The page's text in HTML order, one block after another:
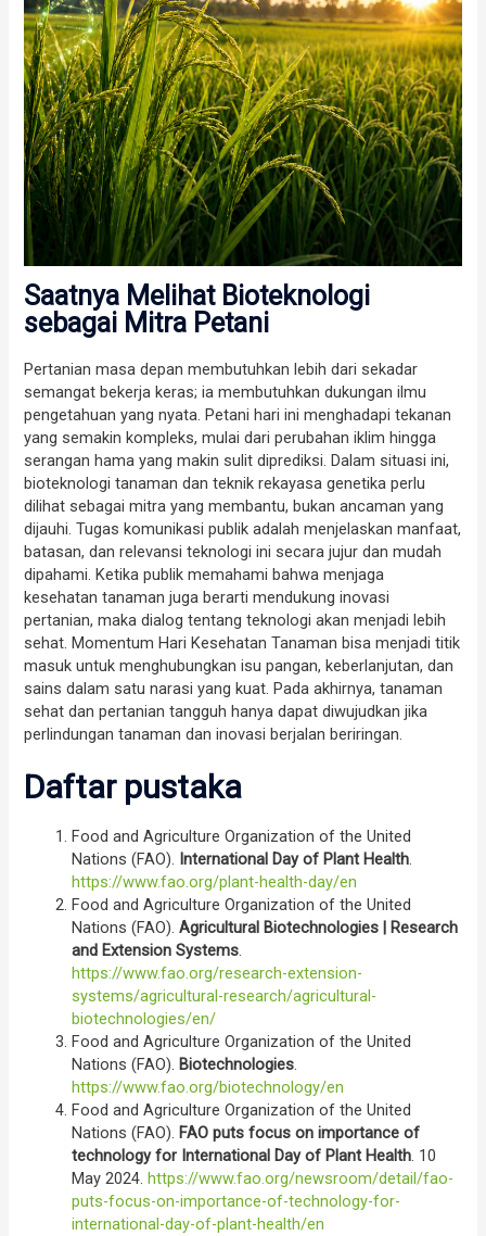
Saatnya Melihat Bioteknologi
sebagai Mitra Petani
Pertanian masa depan membutuhkan lebih dari sekadar
semangat bekerja keras; ia membutuhkan dukungan ilmu
pengetahuan yang nyata. Petani hari ini menghadapi tekanan
yang semakin kompleks, mulai dari perubahan iklim hingga
serangan hama yang makin sulit diprediksi. Dalam situasi ini,
bioteknologi tanaman dan teknik rekayasa genetika perlu
dilihat sebagai mitra yang membantu, bukan ancaman yang
dijauhi. Tugas komunikasi publik adalah menjelaskan manfaat,
batasan, dan relevansi teknologi ini secara jujur dan mudah
dipahami. Ketika publik memahami bahwa menjaga
kesehatan tanaman juga berarti mendukung inovasi
pertanian, maka dialog tentang teknologi akan menjadi lebih
sehat. Momentum Hari Kesehatan Tanaman bisa menjadi titik
masuk untuk menghubungkan isu pangan, keberlanjutan, dan
sains dalam satu narasi yang kuat. Pada akhirnya, tanaman
sehat dan pertanian tangguh hanya dapat diwujudkan jika
perlindungan tanaman dan inovasi berjalan beriringan.
Daftar pustaka
Food and Agriculture Organization of the United
Nations (FAO). International Day of Plant Health.
https://www.fao.org/plant-health-day/en
Food and Agriculture Organization of the United
Nations (FAO).Agricultural Biotechnologies | Research
and Extension Systems.
https://www.fao.org/research-extension-
systems/agricultural-research/agricultural-
biotechnologies/en/
Food and Agriculture Organization of the United
Nations (FAO). Biotechnologies.
https://www.fao.org/biotechnology/en
Food and Agriculture Organization of the United
Nations (FAO). FAO puts focus on importance of
technology for International Day of Plant Health. 10
May 2024.https://www.fao.org/newsroom/detail/fao-
puts-focus-on-importance-of-technology-for-
international-day-of-plant-health/en